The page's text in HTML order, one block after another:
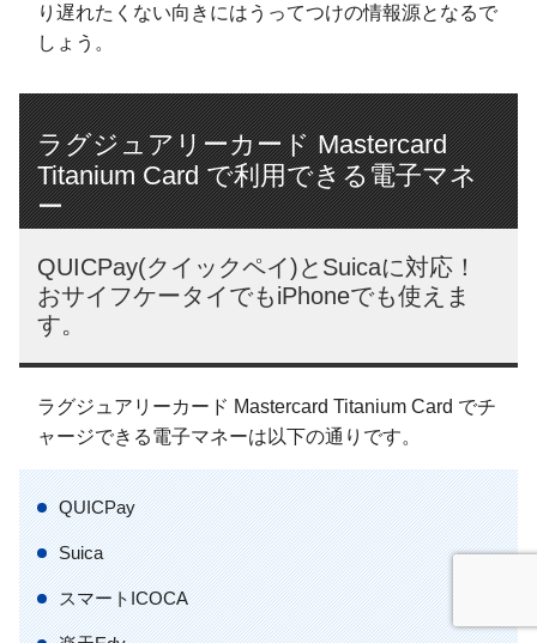
り遅れたくない向きにはうってつけの情報源となるで
しょう。
ラグジュアリーカード Mastercard
Titanium Card で利用できる電子マネ
ー
QUICPay(クイックペイ)とSuicaに対応！
おサイフケータイでもiPhoneでも使えま
す。
ラグジュアリーカード Mastercard Titanium Card でチ
ャージできる電子マネーは以下の通りです。
QUICPay
Suica
スマートICOCA